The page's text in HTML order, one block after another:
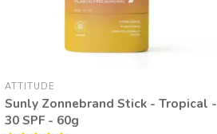
ATTITUDE
Sunly Zonnebrand Stick - Tropical -
30 SPF - 60g